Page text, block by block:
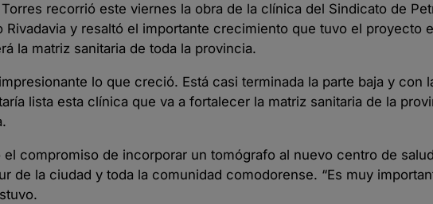
recorrió este viernes la obra de la clínica del Sindicato de
Rivadavia y resaltó el importante crecimiento que tuvo el proyecto
la matriz sanitaria de toda la provincia.
lo que creció. Está casi terminada la parte baja y con
lista esta clínica que va a fortalecer la matriz sanitaria de la
compromiso de incorporar un tomógrafo al nuevo centro de
de la ciudad y toda la comunidad comodorense. “Es muy